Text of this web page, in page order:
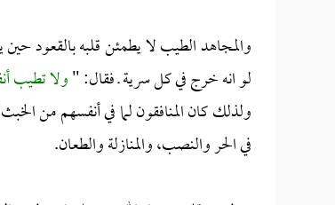
والمجاهد الطيب لا يطمئن قلبه بالقعود
لو انه خرج في كل سرية ـ فقال: "ولا تطيب
ولذلك كان المنافقون لما في أنفسهم من
في الحر والنصب، والمنازلة والطعان.